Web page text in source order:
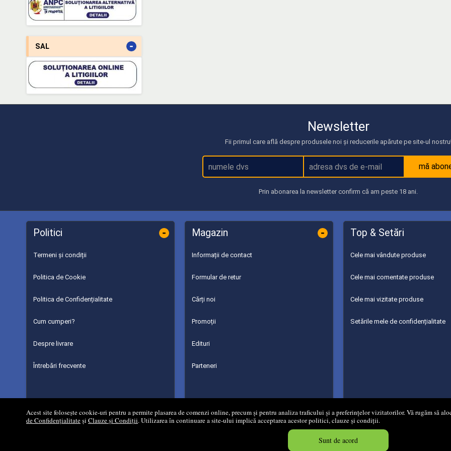
Acest site folosește cookie-uri pentru a permite plasarea de comenzi online, precum și pentru analiza traficului și a preferințelor vizitatorilor. Vă rugăm să
de Confidențialitateși Clauze și Condiții. Utilizarea în continuare a site-ului implică acceptarea acestor politici, clauze și condiții.
Sunt de acord
SAL -
Newsletter
Fii primul care află despre produsele noi și reducerile apărute pe site-ul
mă
Prin abonarea la newsletter confirm că am peste 18 ani.
Politici -
Termeni și condiții
Politica de Cookie
Politica de Confidențialitate
Cum cumperi?
Despre livrare
Întrebări frecvente
Magazin -
Informații de contact
Formular de retur
Cărți noi
Promoții
Edituri
Parteneri
Top & Setări
Cele mai vândute produse
Cele mai comentate produse
Cele mai vizitate produse
Setările mele de confidențialitate
© 2008 - 2026 Mg Net Distribution Srl Magazin online